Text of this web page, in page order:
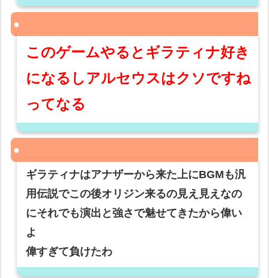
このゲームやるとギラティナ好き
になるしアルセウスはクソですね
ってなる
ギラティナはアナザーから来た上にBGMも汎
用伝説でこの後オリジン来るの見え見えなの
にそれでも演出と強さで魅せてきたから偉い
よ
偉すぎて負けたわ